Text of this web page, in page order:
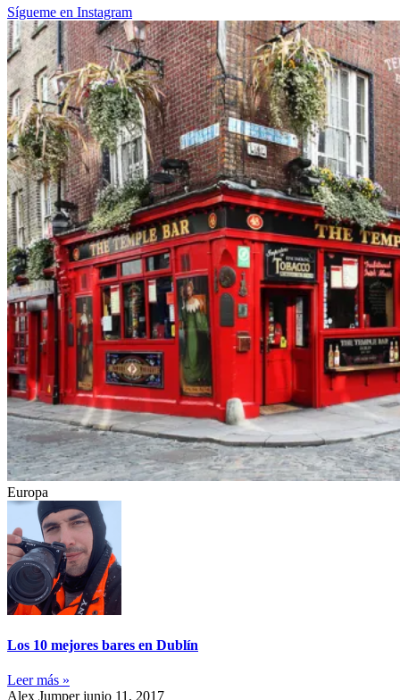
Sígueme en Instagram
Europa
Los 10 mejores bares en Dublín
Leer más »
Alex Jumperjunio 11, 2017